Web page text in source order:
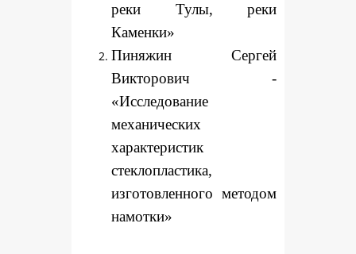
реки Тулы, реки
Каменки»
Пиняжин Сергей
Викторович -
«Исследование
механических
характеристик
стеклопластика,
изготовленного методом
намотки»